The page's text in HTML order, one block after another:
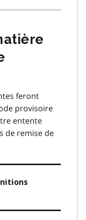
feront
provisoire
entente
de remise de